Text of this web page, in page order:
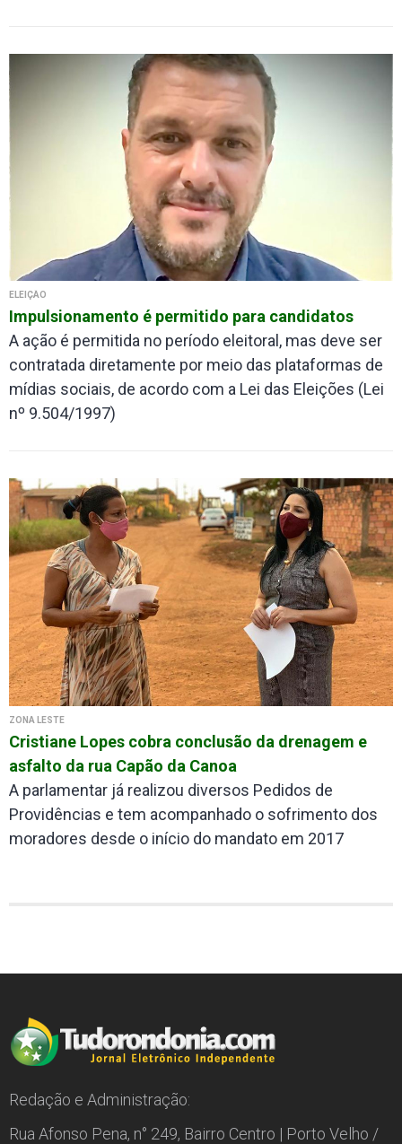
ELEIÇÃO
Impulsionamento é permitido para candidatos
A ação é permitida no período eleitoral, mas deve ser
contratada diretamente por meio das plataformas de
mídias sociais, de acordo com a Lei das Eleições (Lei
nº 9.504/1997)
ZONA LESTE
Cristiane Lopes cobra conclusão da drenagem e
asfalto da rua Capão da Canoa
A parlamentar já realizou diversos Pedidos de
Providências e tem acompanhado o sofrimento dos
moradores desde o início do mandato em 2017
Redação e Administração:
Rua Afonso Pena, n° 249, Bairro Centro | Porto Velho /